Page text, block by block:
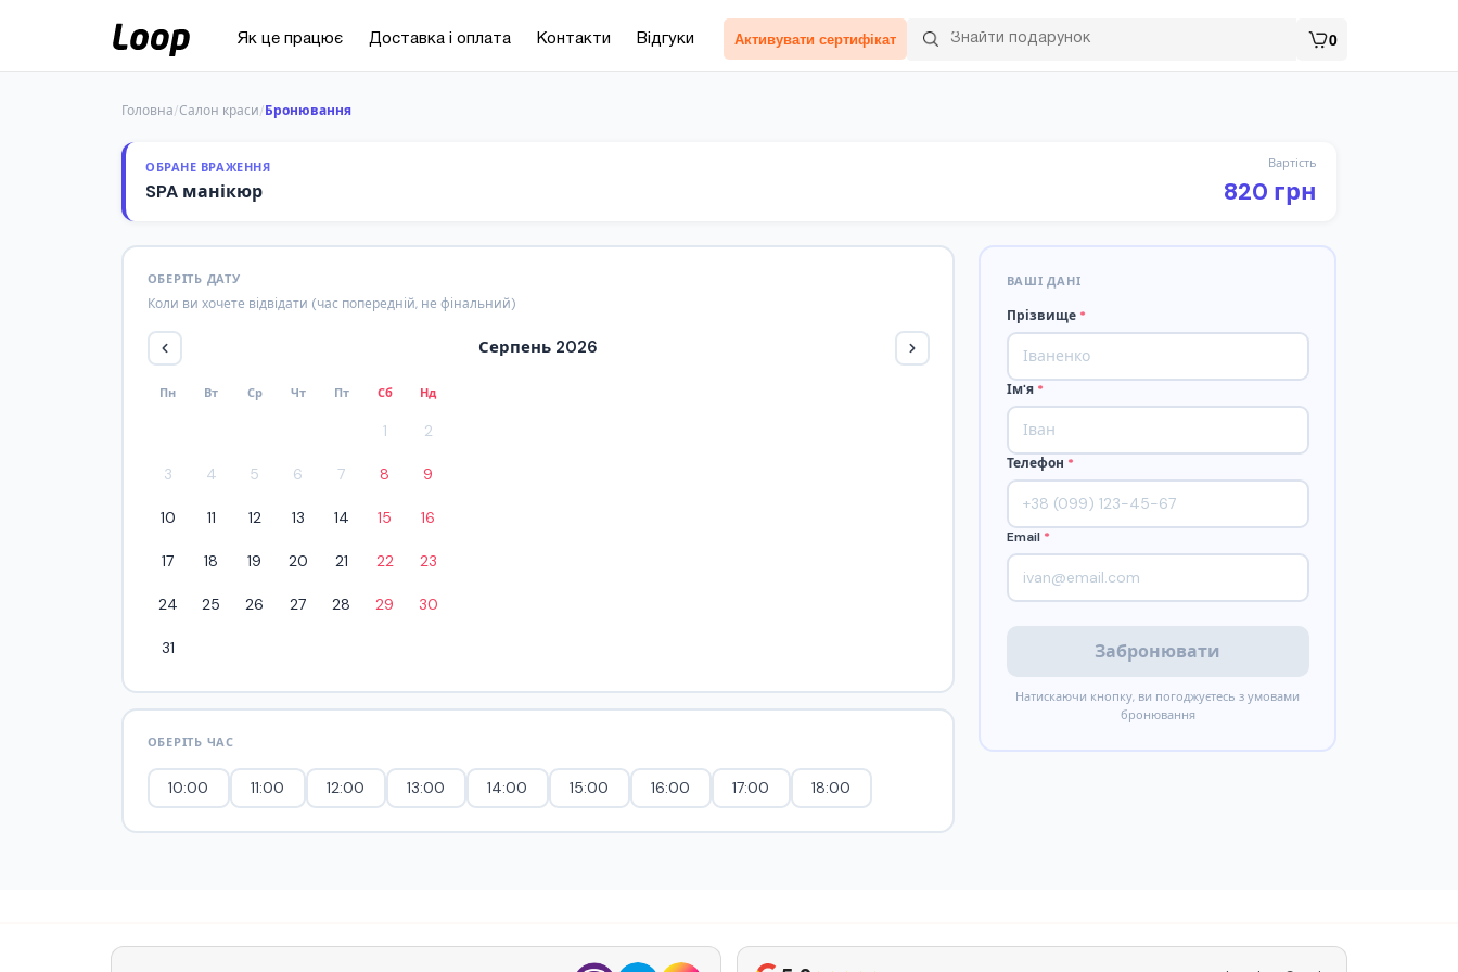
Як це працює Доставка і оплата Контакти Відгуки Активувати сертифікат 0
Головна/Салон краси/Бронювання
ОБРАНЕ ВРАЖЕННЯ
SPA манікюр
Вартість
820 грн
ОБЕРІТЬ ДАТУ
Коли ви хочете відвідати (час попередній, не фінальний)
Серпень 2026
Пн Вт Ср Чт Пт Сб Нд
1 2
3 4 5 6 7 8 9
10 11 12 13 14 15 16
17 18 19 20 21 22 23
24 25 26 27 28 29 30
31
ОБЕРІТЬ ЧАС
10:00 11:00 12:00 13:00 14:00 15:00 16:00 17:00 18:00
ВАШІ ДАНІ
Прізвище *
Ім'я *
Телефон *
Email *
Забронювати
Натискаючи кнопку, ви погоджуєтесь з умовами
бронювання